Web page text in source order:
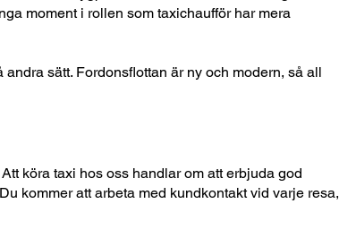
moment i rollen som taxichaufför har mera
sätt. Fordonsflottan är ny och modern, så all
köra taxi hos oss handlar om att erbjuda god
kommer att arbeta med kundkontakt vid varje resa,